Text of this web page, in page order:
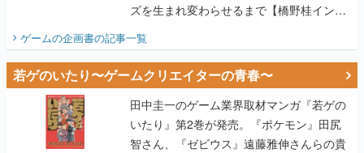
ズを生まれ変わらせるまで【橋野桂インタ
ゲームの企画書の記事一覧
若ゲのいたり〜ゲームクリエイターの青春〜
田中圭一のゲーム業界取材マンガ『若ゲの
いたり』第2巻が発売。『ポケモン』田尻
智さん、『ゼビウス』遠藤雅伸さんらの貴